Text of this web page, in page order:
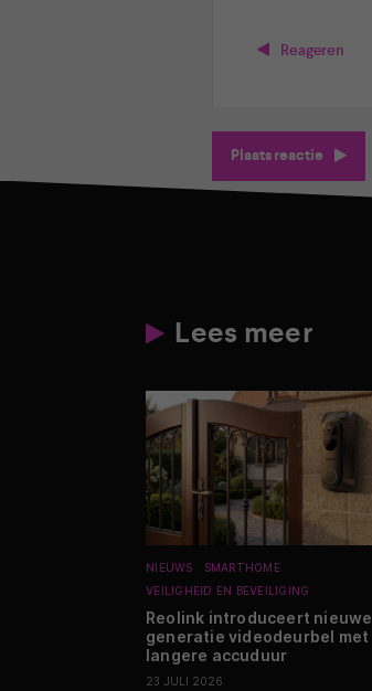
Reageren
Plaats reactie
Lees meer
NIEUWS
SMARTHOME
VEILIGHEID EN BEVEILIGING
Reolink introduceert nieuwe
generatie videodeurbel met
langere accuduur
23 JULI 2026